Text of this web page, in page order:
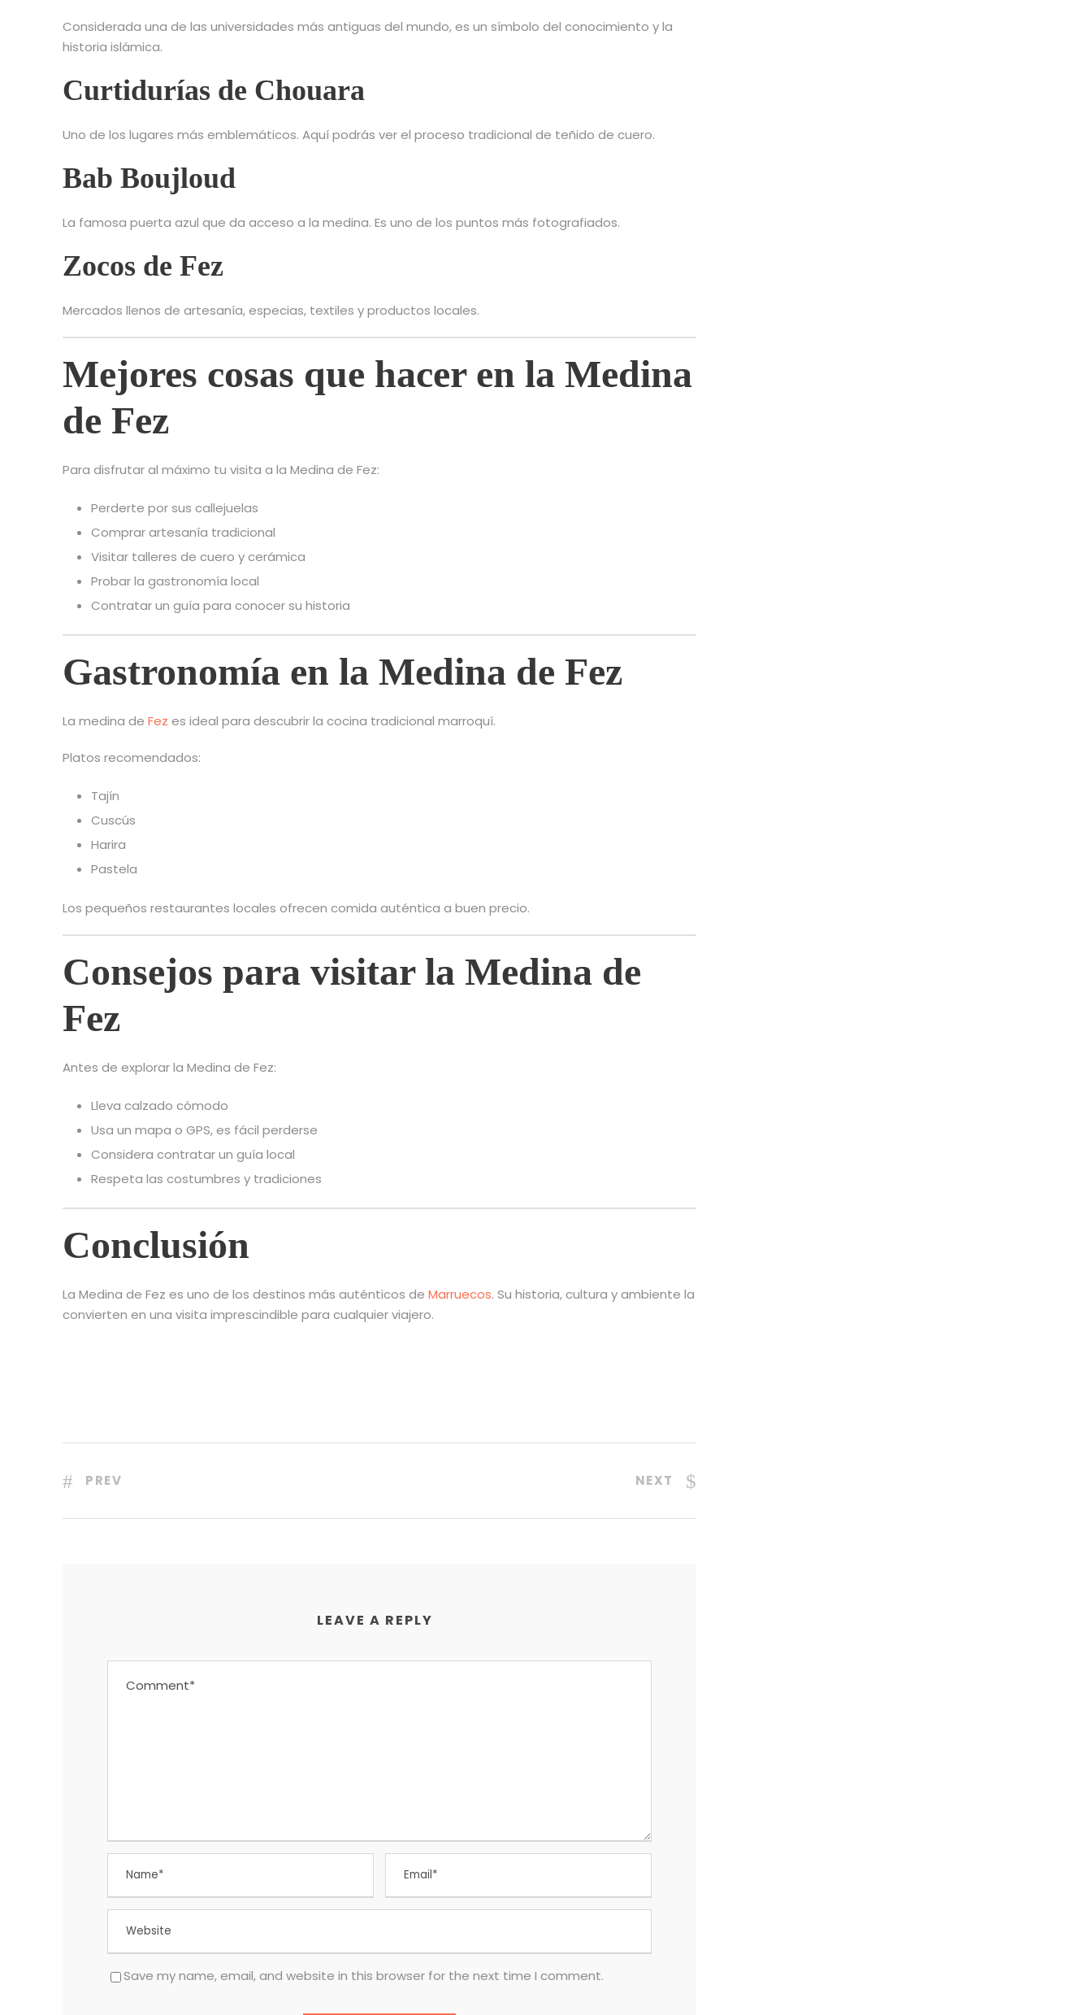
Considerada una de las universidades más antiguas del mundo, es un símbolo del conocimiento y la
historia islámica.
Curtidurías de Chouara
Uno de los lugares más emblemáticos. Aquí podrás ver el proceso tradicional de teñido de cuero.
Bab Boujloud
La famosa puerta azul que da acceso a la medina. Es uno de los puntos más fotografiados.
Zocos de Fez
Mercados llenos de artesanía, especias, textiles y productos locales.
Mejores cosas que hacer en la Medina
de Fez
Para disfrutar al máximo tu visita a la Medina de Fez:
Perderte por sus callejuelas
Comprar artesanía tradicional
Visitar talleres de cuero y cerámica
Probar la gastronomía local
Contratar un guía para conocer su historia
Gastronomía en la Medina de Fez
La medina de Fez es ideal para descubrir la cocina tradicional marroquí.
Platos recomendados:
Tajín
Cuscús
Harira
Pastela
Los pequeños restaurantes locales ofrecen comida auténtica a buen precio.
Consejos para visitar la Medina de
Fez
Antes de explorar la Medina de Fez:
Lleva calzado cómodo
Usa un mapa o GPS, es fácil perderse
Considera contratar un guía local
Respeta las costumbres y tradiciones
Conclusión
La Medina de Fez es uno de los destinos más auténticos de Marruecos. Su historia, cultura y ambiente la
convierten en una visita imprescindible para cualquier viajero.
PREV NEXT
LEAVE A REPLY
Save my name, email, and website in this browser for the next time I comment.